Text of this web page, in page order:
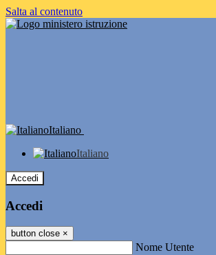
Salta al contenuto
Italiano
Italiano
Accedi
Accedi
button close ×
Nome Utente